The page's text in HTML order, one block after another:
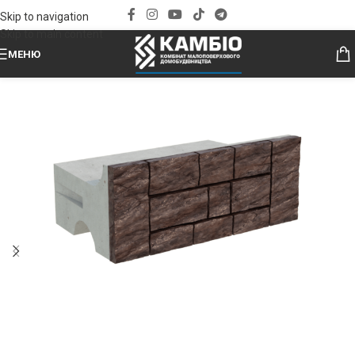
Skip to navigation
Skip to main content
МЕНЮ